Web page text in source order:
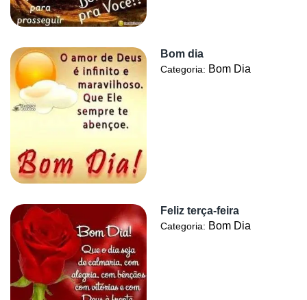
Bom dia
Categoria: Bom Dia
Feliz terça-feira
Categoria: Bom Dia